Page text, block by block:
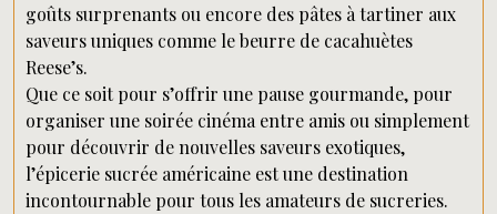
goûts surprenants ou encore des pâtes à tartiner aux
saveurs uniques comme le beurre de cacahuètes
Reese’s.
Que ce soit pour s’offrir une pause gourmande, pour
organiser une soirée cinéma entre amis ou simplement
pour découvrir de nouvelles saveurs exotiques,
l’épicerie sucrée américaine est une destination
incontournable pour tous les amateurs de sucreries.